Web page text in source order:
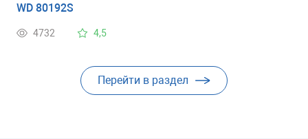
WD 80192S
4732 4,5
Перейти в раздел